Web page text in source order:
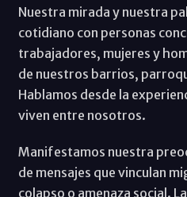
Nuestra mirada y nuestra
cotidiano con personas
trabajadores, mujeres y
de nuestros barrios,
Hablamos desde la
viven entre nosotros.
Manifestamos nuestra
de mensajes que vinculan
colapso o amenaza social.